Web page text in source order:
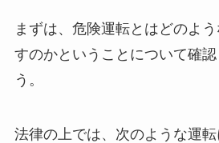
まずは、危険運転とはどのよ
すのかということについて確認
う。
法律の上では、次のような運